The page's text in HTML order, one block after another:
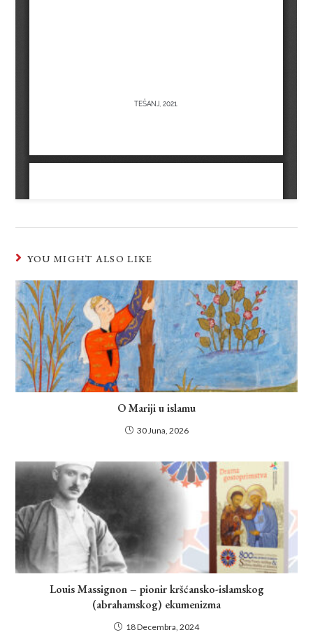
YOU MIGHT ALSO LIKE
O Mariji u islamu
30 Juna, 2026
Louis Massignon – pionir kršćansko-islamskog
(abrahamskog) ekumenizma
18 Decembra, 2024